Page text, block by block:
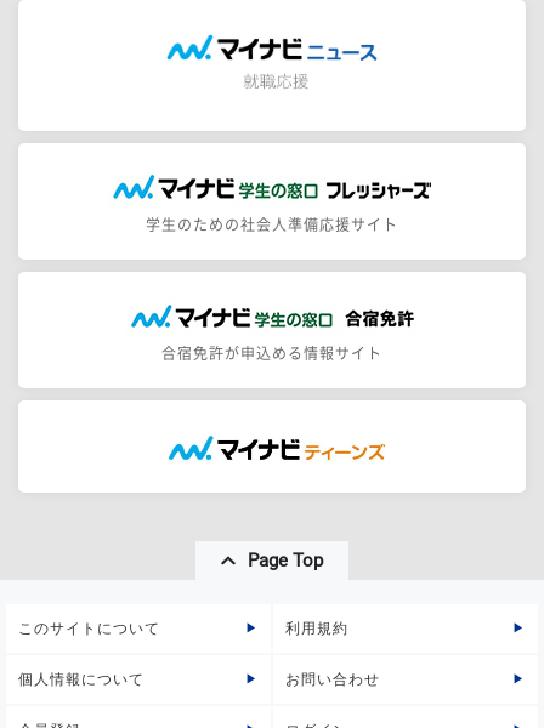
学生のための社会人準備応援サイト
合宿免許が申込める情報サイト
Page Top
このサイトについて 利用規約
個人情報について お問い合わせ